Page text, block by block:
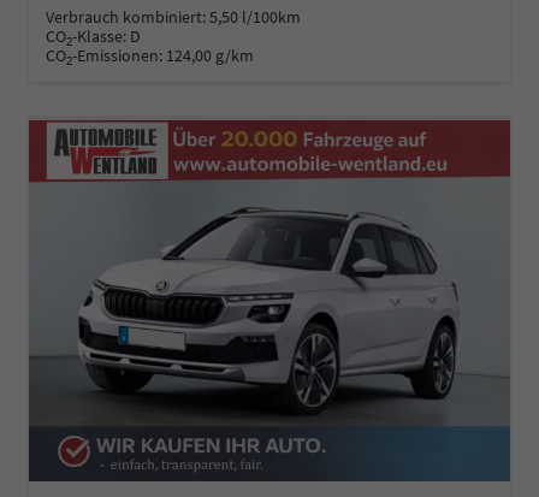
Verbrauch kombiniert:5,50 l/100km
CO2-Klasse: D
CO2-Emissionen: 124,00 g/km